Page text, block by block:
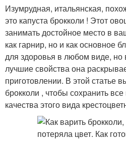
Изумрудная, итальянская,
это капуста брокколи ! Этот
занимать достойное место в
как гарнир, но и как основное
для здоровья в любом виде,
лучшие свойства она
приготовлении. В этой статье
брокколи , чтобы сохранить
качества этого вида